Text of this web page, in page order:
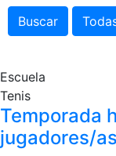
nosotros
Tenis
Escuela de
tenis
Next Gen
Buscar
Escuela
Tenis
Temporada
jugadores/